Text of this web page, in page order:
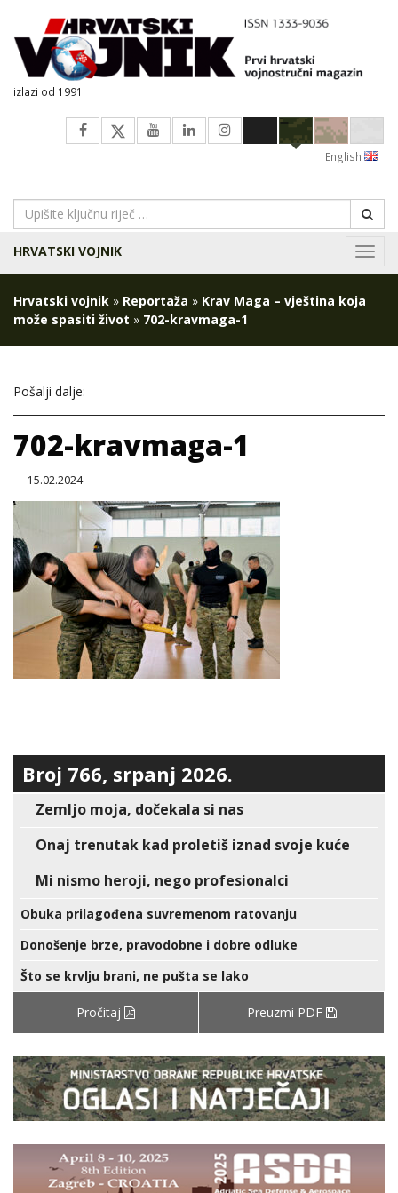
izlazi od 1991.
English
HRVATSKI VOJNIK
Hrvatski vojnik » Reportaža » Krav Maga – vještina koja
može spasiti život » 702-kravmaga-1
Pošalji dalje:
702-kravmaga-1
15.02.2024
Broj 766, srpanj 2026.
Zemljo moja, dočekala si nas
Onaj trenutak kad proletiš iznad svoje kuće
Mi nismo heroji, nego profesionalci
Obuka prilagođena suvremenom ratovanju
Donošenje brze, pravodobne i dobre odluke
Što se krvlju brani, ne pušta se lako
Pročitaj Preuzmi PDF